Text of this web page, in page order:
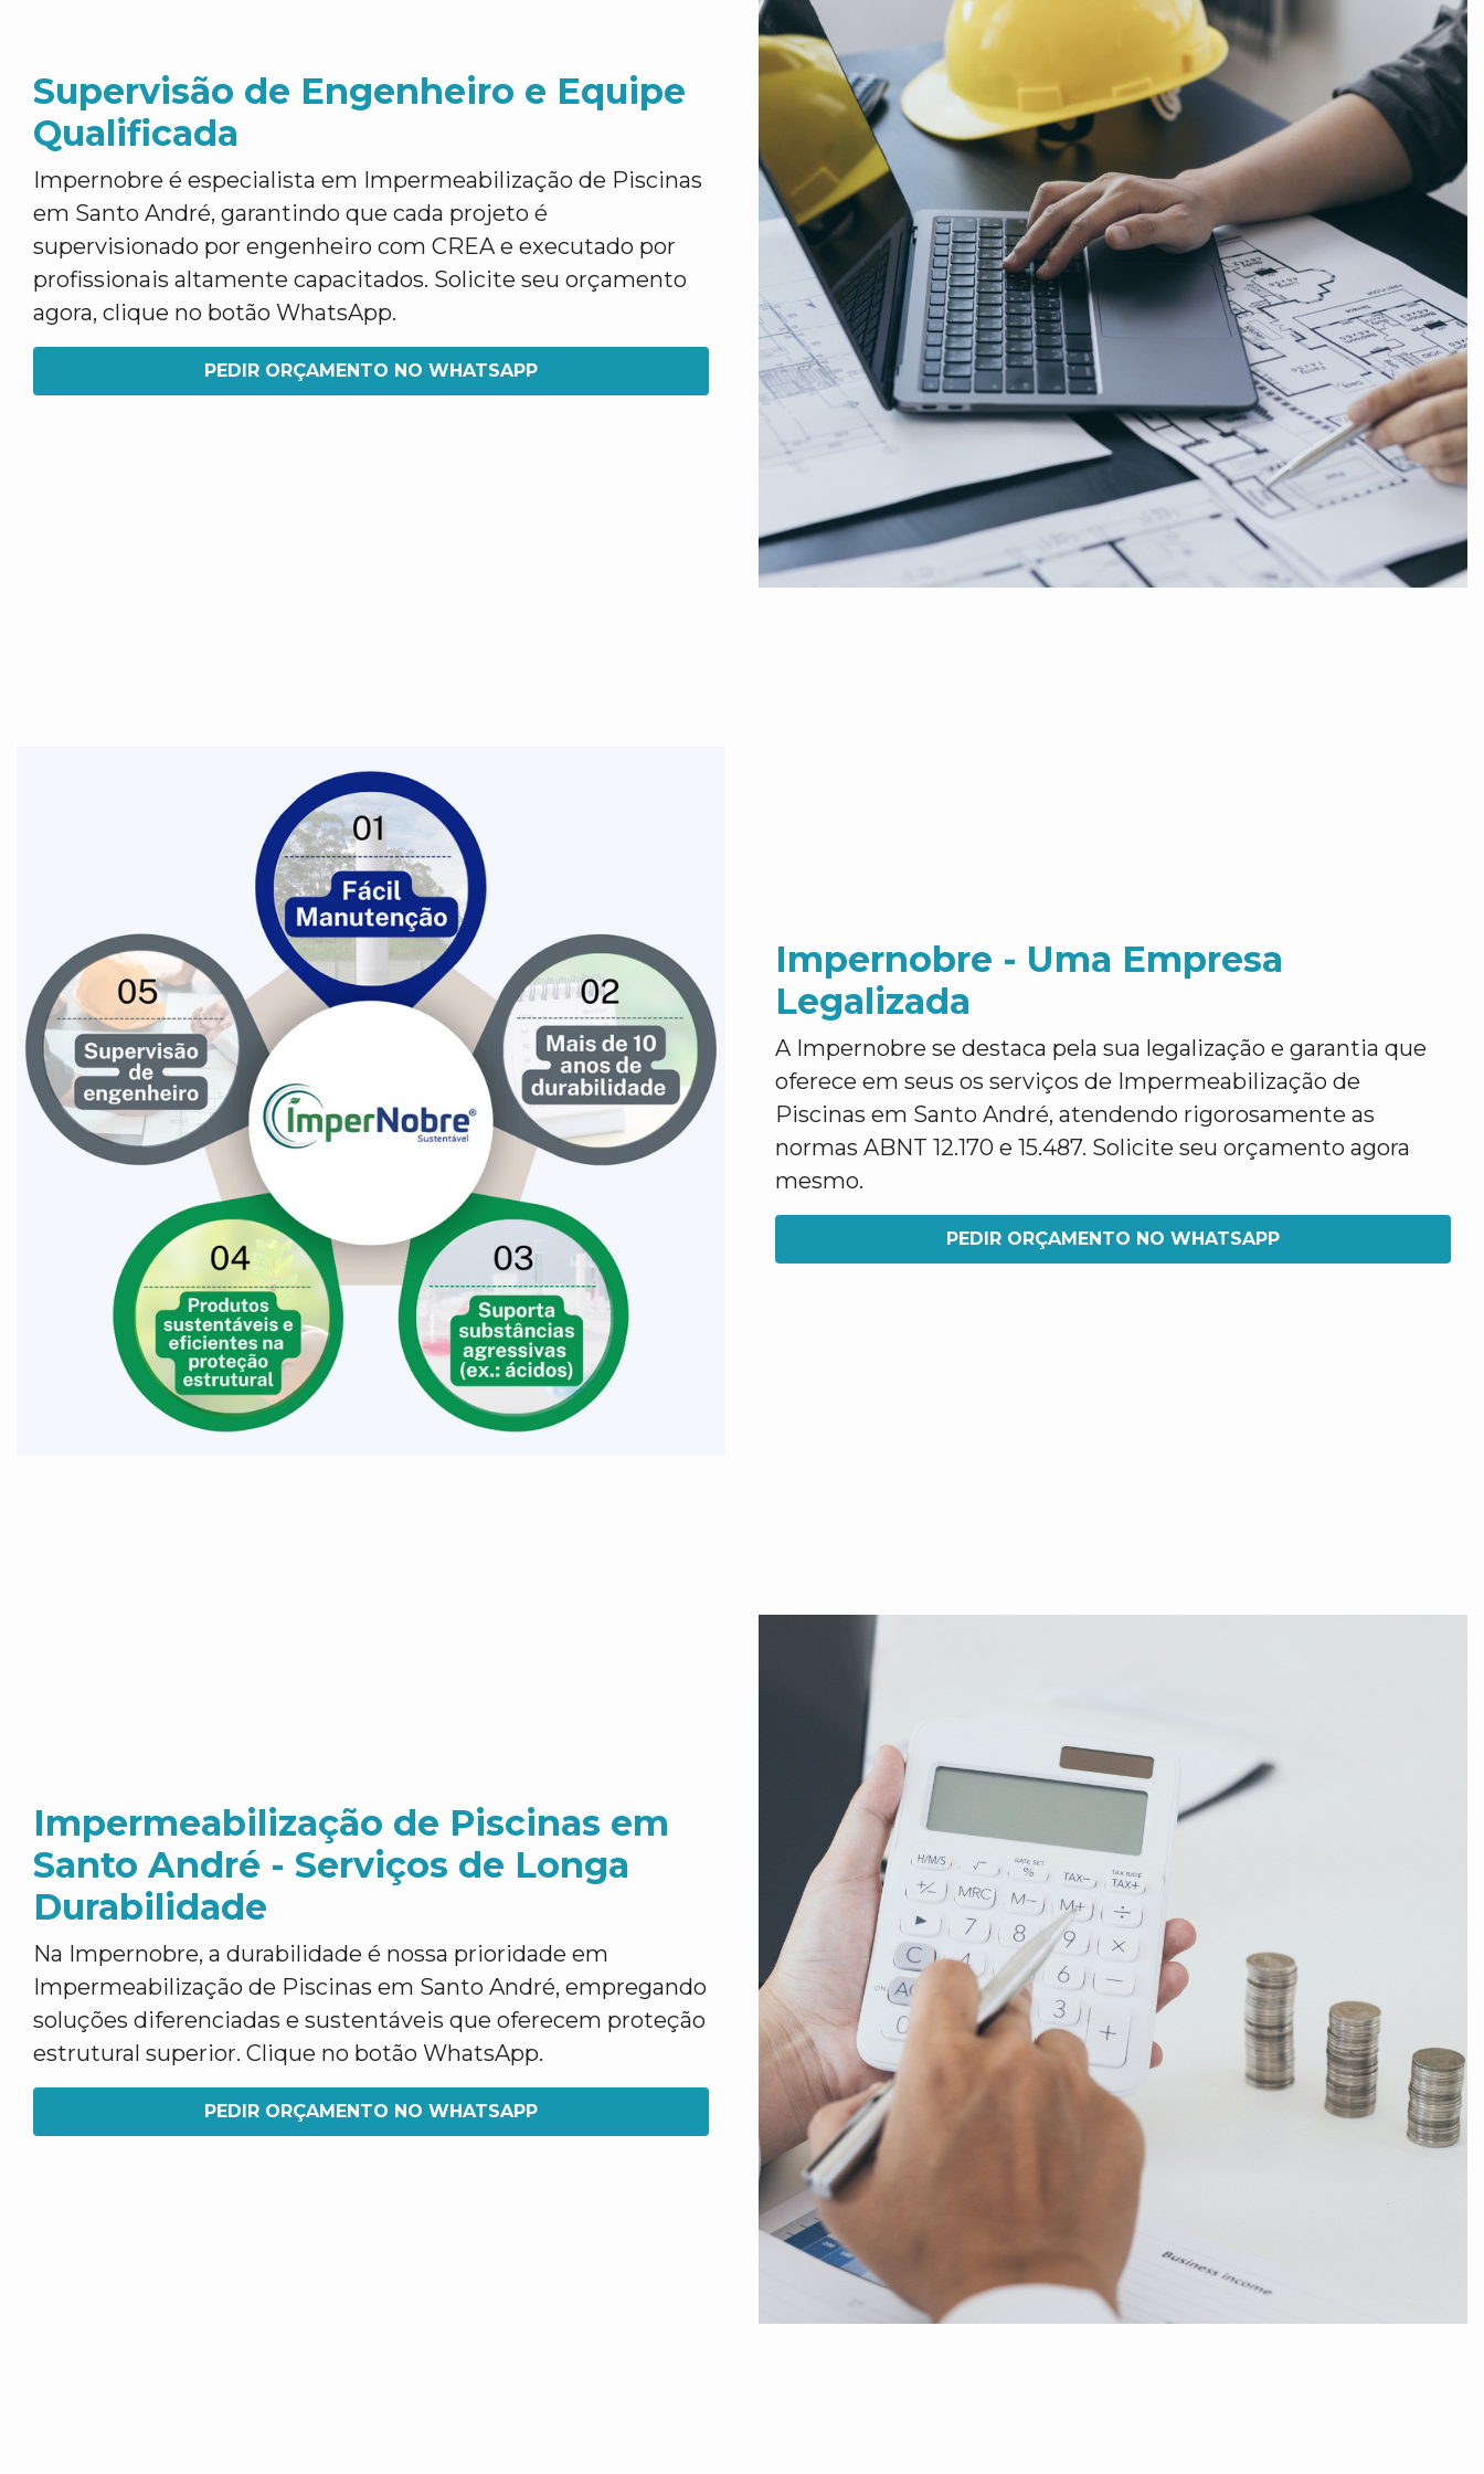
Supervisão de Engenheiro e Equipe
Qualificada
Impernobre é especialista em Impermeabilização de Piscinas
em Santo André, garantindo que cada projeto é
supervisionado por engenheiro com CREA e executado por
profissionais altamente capacitados. Solicite seu orçamento
agora, clique no botão WhatsApp.
PEDIR ORÇAMENTO NO WHATSAPP
Impernobre - Uma Empresa
Legalizada
A Impernobre se destaca pela sua legalização e garantia que
oferece em seus os serviços de Impermeabilização de
Piscinas em Santo André, atendendo rigorosamente as
normas ABNT 12.170 e 15.487. Solicite seu orçamento agora
mesmo.
PEDIR ORÇAMENTO NO WHATSAPP
Impermeabilização de Piscinas em
Santo André - Serviços de Longa
Durabilidade
Na Impernobre, a durabilidade é nossa prioridade em
Impermeabilização de Piscinas em Santo André, empregando
soluções diferenciadas e sustentáveis que oferecem proteção
estrutural superior. Clique no botão WhatsApp.
PEDIR ORÇAMENTO NO WHATSAPP